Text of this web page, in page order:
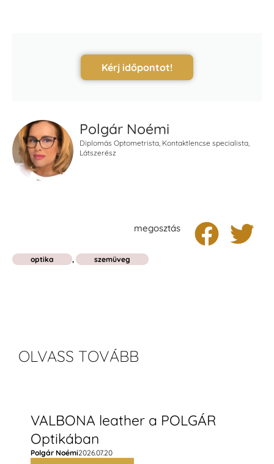
Kérj időpontot!
Polgár Noémi
Diplomás Optometrista, Kontaktlencse specialista,
Látszerész
megosztás
optika , szemüveg
OLVASS TOVÁBB
VALBONA leather a POLGÁR
Optikában
Polgár Noémi2026.07.20